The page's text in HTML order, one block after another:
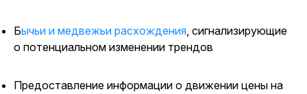
Бычьи и медвежьи расхождения, сигнализирующие
о потенциальном изменении трендов
Предоставление информации о движении цены на